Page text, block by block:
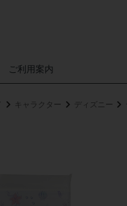
ご利用案内
キャラクター ディズニー